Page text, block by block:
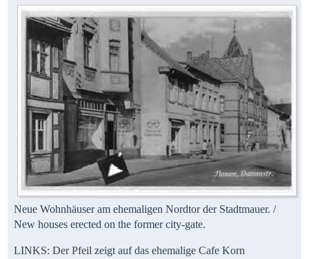
Neue Wohnhäuser am ehemaligen Nordtor der Stadtmauer. /
New houses erected on the former city-gate.
LINKS: Der Pfeil zeigt auf das ehemalige Cafe Korn